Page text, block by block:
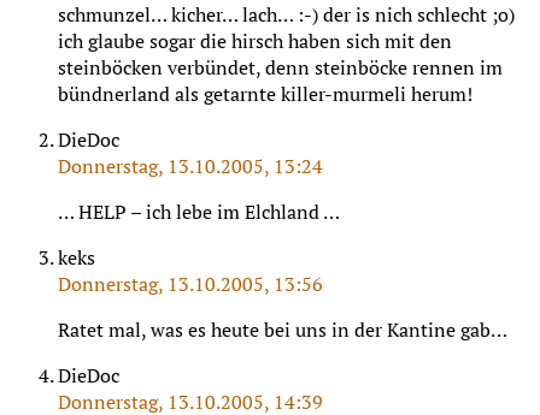
schmunzel… kicher… lach… :-) der is nich schlecht ;o)
ich glaube sogar die hirsch haben sich mit den
steinböcken verbündet, denn steinböcke rennen im
bündnerland als getarnte killer-murmeli herum!
DieDoc
Donnerstag, 13.10.2005, 13:24
… HELP – ich lebe im Elchland …
keks
Donnerstag, 13.10.2005, 13:56
Ratet mal, was es heute bei uns in der Kantine gab…
DieDoc
Donnerstag, 13.10.2005, 14:39